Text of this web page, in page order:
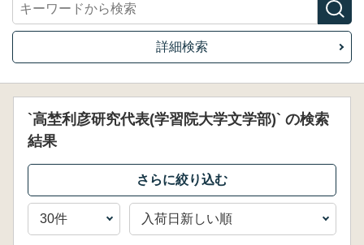
詳細検索
`高埜利彦研究代表(学習院大学文学部)` の検索
結果